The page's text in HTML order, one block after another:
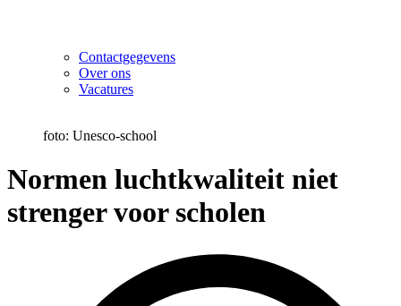
Contactgegevens
Over ons
Vacatures
foto: Unesco-school
Normen luchtkwaliteit niet
strenger voor scholen